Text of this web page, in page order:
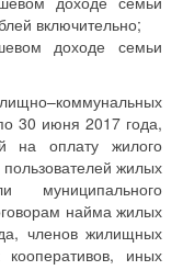
включительно;
доходе семьи
30 июня 2017 года,
на оплату жилого
жилых
муниципального
найма жилых
членов жилищных
кооперативов, иных